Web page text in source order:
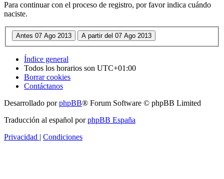
Para continuar con el proceso de registro, por favor indica cuándo
naciste.
Índice general
Todos los horarios son UTC+01:00
Borrar cookies
Contáctanos
Desarrollado porphpBB® Forum Software © phpBB Limited
Traducción al español porphpBB España
Privacidad | Condiciones